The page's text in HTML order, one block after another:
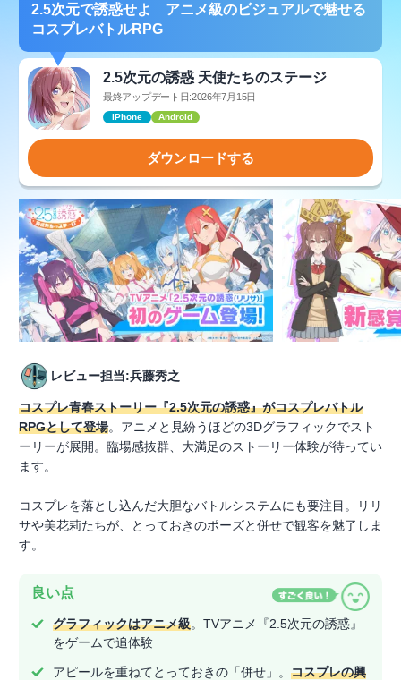
2.5次元で誘惑せよ アニメ級のビジュアルで魅せる
コスプレバトルRPG
2.5次元の誘惑 天使たちのステージ
最終アップデート日:2026年7月15日
iPhone Android
ダウンロードする
レビュー担当:兵藤秀之
コスプレ青春ストーリー『2.5次元の誘惑』がコスプレバトル
RPGとして登場。アニメと見紛うほどの3Dグラフィックでスト
ーリーが展開。臨場感抜群、大満足のストーリー体験が待ってい
ます。
コスプレを落とし込んだ大胆なバトルシステムにも要注目。リリ
サや美花莉たちが、とっておきのポーズと併せで観客を魅了しま
す。
良い点
グラフィックはアニメ級。TVアニメ『2.5次元の誘惑』
をゲームで追体験
アピールを重ねてとっておきの「併せ」。 コスプレの興